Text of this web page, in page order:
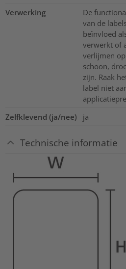
Verwerking
De
van de
beïnvloed
verwerkt of
verlijmen
schoon,
zijn. Raak
label niet
Zelfklevend (ja/nee)
ja
Technische informatie